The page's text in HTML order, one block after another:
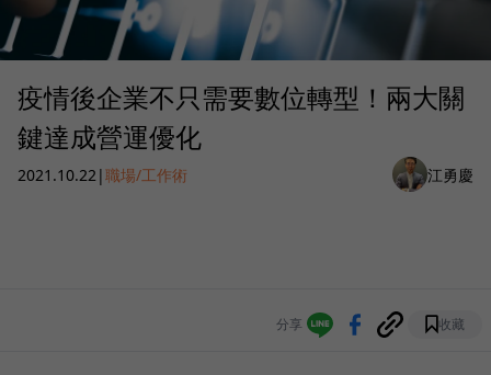
疫情後企業不只需要數位轉型！兩大關
鍵達成營運優化
2021.10.22 |職場/工作術 江勇慶
分享 收藏